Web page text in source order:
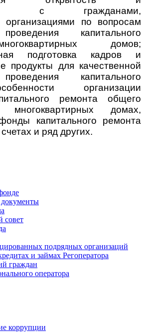
с гражданами,
по вопросам
капитального
домов;
подготовка кадров и
продукты для качественной
капитального
организации
ремонта общего
домах,
капитального ремонта
и ряд других.
совет
подрядных организаций
и займах Регоператора
граждан
оператора
коррупции